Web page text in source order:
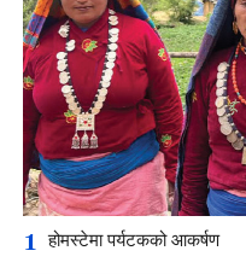
1 होमस्टेमा पर्यटकको आकर्षण